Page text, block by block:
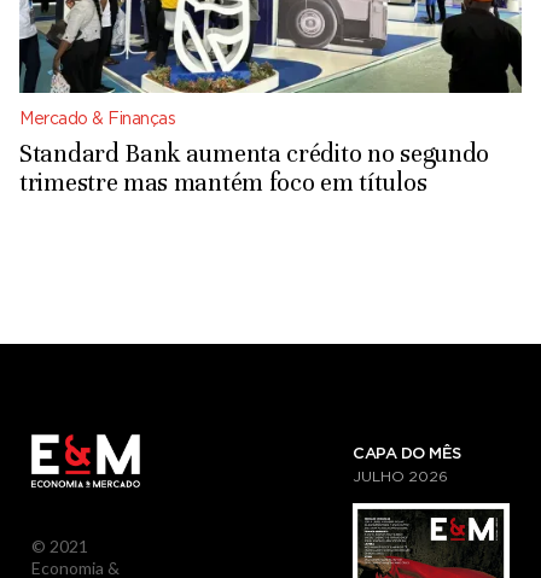
Mercado & Finanças
Standard Bank aumenta crédito no segundo
trimestre mas mantém foco em títulos
© 2021
Economia &
CAPA DO MÊS
JULHO 2026